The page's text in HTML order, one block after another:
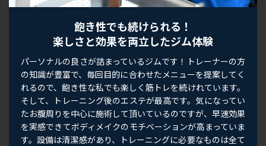
飽き性でも続けられる！
楽しさと効果を両立したジム体験
パーソナルの良さが詰まっているジムです！トレーナーの方
の知識が豊富で、毎回目的に合わせたメニューを提案してく
れるので、飽き性な私でも楽しく筋トレを続けれています。
そして、トレーニング後のエステが最高です。気になってい
たお腹周りを中心に施術して頂いているのですが、早速効果
を実感できてボディメイクのモチベーションが高まっていま
す。設備は清潔感があり、トレーニングに必要なものは全て